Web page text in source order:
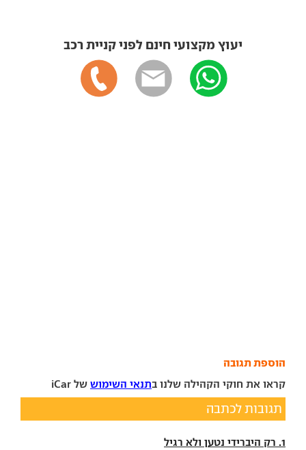
יעוץ מקצועי חינם לפני קניית רכב
הוספת תגובה
קראו את חוקי הקהילה שלנו בתנאי השימוש של iCar
תגובות לכתבה
1. רק היברידי נטען ולא רגיל